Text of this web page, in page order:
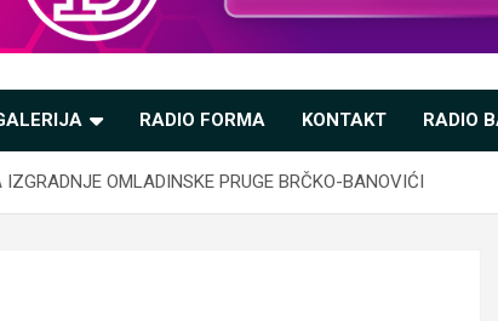
RADIO FORMA KONTAKT RADIO
OMLADINSKE PRUGE BRČKO-BANOVIĆI